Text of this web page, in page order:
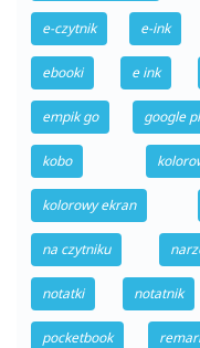
e-czytnik e-ink
ebooki e ink
empik go google
kobo
kolorowy ekran
na czytniku
notatki notatnik
pocketbook